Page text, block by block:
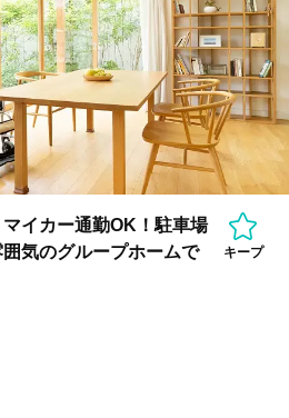
イカー通勤OK！駐車場
気のグループホームで
キープ